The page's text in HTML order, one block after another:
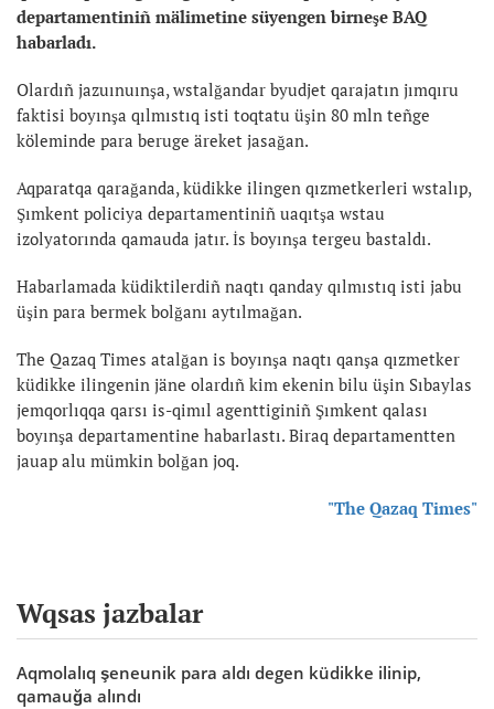
departamentiniñ mälimetine süyengen birneşe BAQ
habarladı.
Olardıñ jazuınuınşa, wstalğandar byudjet qarajatın jımqıru
faktisi boyınşa qılmıstıq isti toqtatu üşin 80 mln teñge
köleminde para beruge äreket jasağan.
Aqparatqa qarağanda, küdikke ilingen qızmetkerleri wstalıp,
Şımkent policiya departamentiniñ uaqıtşa wstau
izolyatorında qamauda jatır. İs boyınşa tergeu bastaldı.
Habarlamada küdiktilerdiñ naqtı qanday qılmıstıq isti jabu
üşin para bermek bolğanı aytılmağan.
The Qazaq Times atalğan is boyınşa naqtı qanşa qızmetker
küdikke ilingenin jäne olardıñ kim ekenin bilu üşin Sıbaylas
jemqorlıqqa qarsı is-qimıl agenttiginiñ Şımkent qalası
boyınşa departamentine habarlastı. Biraq departamentten
jauap alu mümkin bolğan joq.
"The Qazaq Times"
Wqsas jazbalar
Aqmolalıq şeneunik para aldı degen küdikke ilinip,
qamauğa alındı